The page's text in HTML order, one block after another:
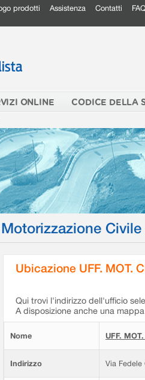
prodotti Assistenza Contatti
ONLINE CODICE DELLA
Civile
Ubicazione UFF. MOT.
Qui trovi l'indirizzo dell'ufficio
A disposizione anche una
Nome UFF.
Indirizzo Via Fedele